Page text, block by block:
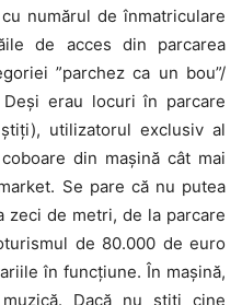
numărul de înmatriculare
de acces din parcarea
”parchez ca un bou”/
Deși erau locuri în parcare
utilizatorul exclusiv al
din mașină cât mai
Se pare că nu putea
zeci de metri, de la parcare
de 80.000 de euro
în funcțiune. În mașină,
Dacă nu știți cine